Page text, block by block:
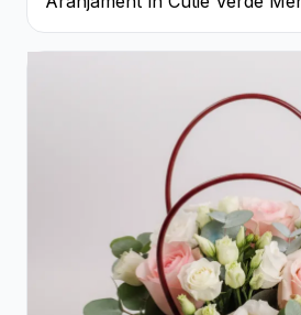
Trandafiri și Alstroemeria